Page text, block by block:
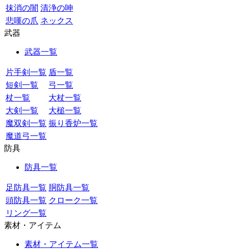
抹消の闇 清浄の呻
悲嘆の爪 ネックス
武器
武器一覧
片手剣一覧 盾一覧
短剣一覧
弓一覧
杖一覧
大杖一覧
大剣一覧
大槌一覧
魔双剣一覧 振り香炉一覧
魔道弓一覧
防具
防具一覧
足防具一覧 胴防具一覧
頭防具一覧 クローク一覧
リング一覧
素材・アイテム
素材・アイテム一覧